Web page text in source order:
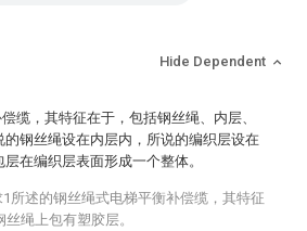
Hide Dependent
缆，其特征在于，包括钢丝绳、内层、
钢丝绳设在内层内，所说的编织层设在
在编织层表面形成一个整体。
所述的钢丝绳式电梯平衡补偿缆，其特征
绳上包有塑胶层。